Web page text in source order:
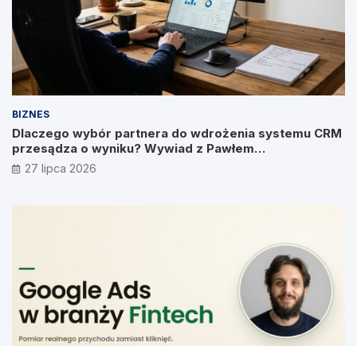
BIZNES
Dlaczego wybór partnera do wdrożenia systemu CRM
przesądza o wyniku? Wywiad z Pawłem
Prymakowskim, CEO IT Vision
27 lipca 2026